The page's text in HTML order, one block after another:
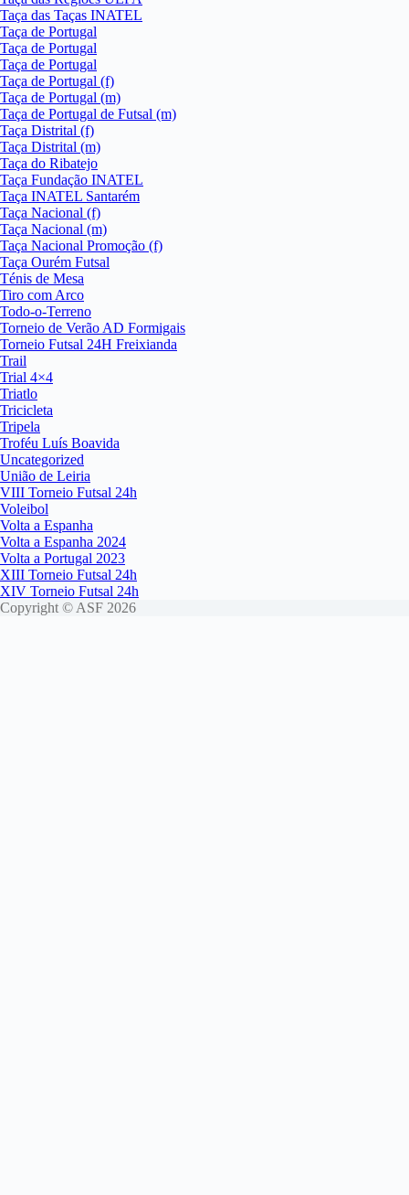
Taça das Taças INATEL
Taça de Portugal
Taça de Portugal
Taça de Portugal
Taça de Portugal (f)
Taça de Portugal (m)
Taça de Portugal de Futsal (m)
Taça Distrital (f)
Taça Distrital (m)
Taça do Ribatejo
Taça Fundação INATEL
Taça INATEL Santarém
Taça Nacional (f)
Taça Nacional (m)
Taça Nacional Promoção (f)
Taça Ourém Futsal
Ténis de Mesa
Tiro com Arco
Todo-o-Terreno
Torneio de Verão AD Formigais
Torneio Futsal 24H Freixianda
Trail
Trial 4×4
Triatlo
Tricicleta
Tripela
Troféu Luís Boavida
Uncategorized
União de Leiria
VIII Torneio Futsal 24h
Voleibol
Volta a Espanha
Volta a Espanha 2024
Volta a Portugal 2023
XIII Torneio Futsal 24h
XIV Torneio Futsal 24h
Copyright © ASF 2026